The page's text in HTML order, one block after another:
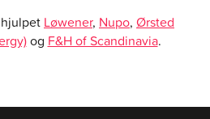
Løwener, Nupo, Ørsted
og F&H of Scandinavia.